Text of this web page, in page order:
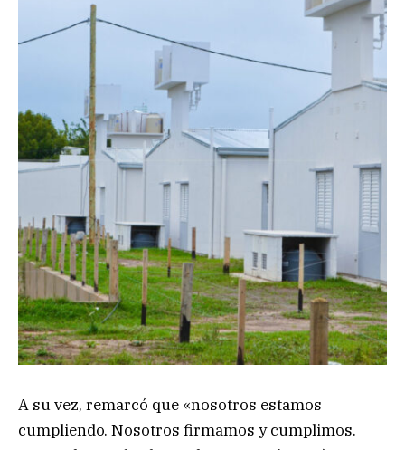
A su vez, remarcó que «nosotros estamos
cumpliendo. Nosotros firmamos y cumplimos.